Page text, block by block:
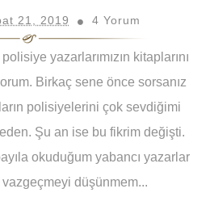
21, 2019 4 Yorum
yazarlarımızın kitaplarını
Birkaç sene önce sorsanız
polisiyelerini çok sevdiğimi
Şu an ise bu fikrim değişti.
okuduğum yabancı yazarlar
düşünmem...